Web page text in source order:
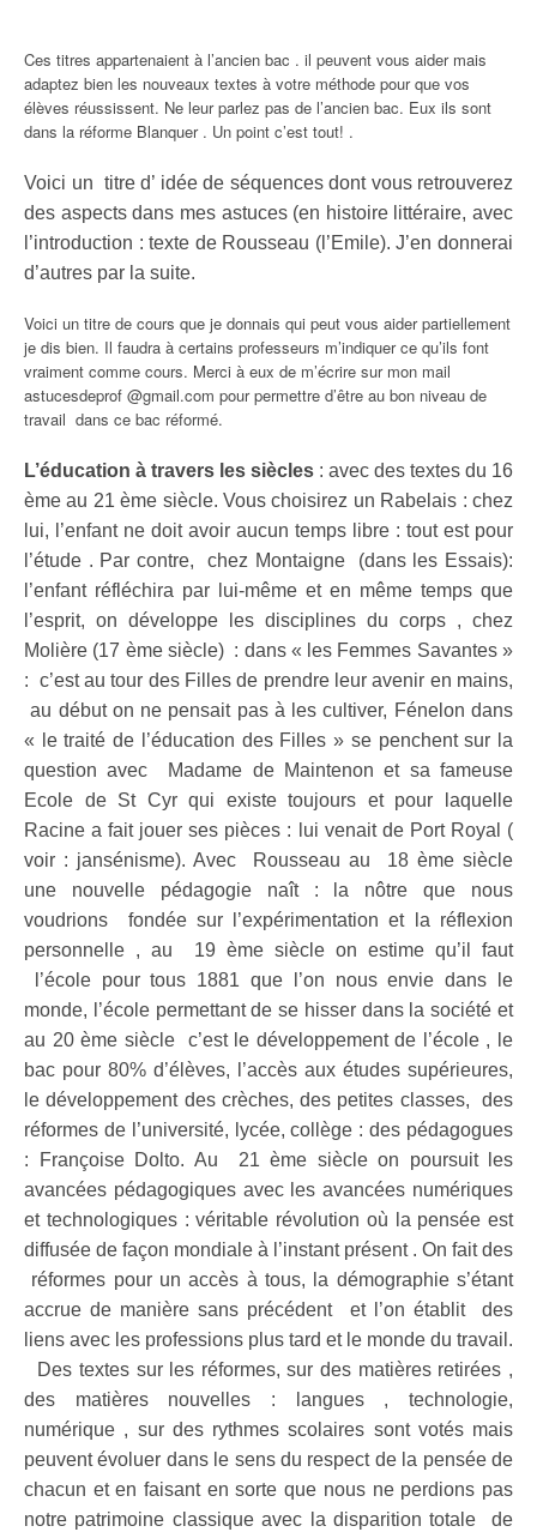
Ces titres appartenaient à l’ancien bac . il peuvent vous aider mais
adaptez bien les nouveaux textes à votre méthode pour que vos
élèves réussissent. Ne leur parlez pas de l’ancien bac. Eux ils sont
dans la réforme Blanquer . Un point c’est tout! .
Voici un titre d’ idée de séquences dont vous retrouverez
des aspects dans mes astuces (en histoire littéraire, avec
l’introduction : texte de Rousseau (l’Emile). J’en donnerai
d’autres par la suite.
Voici un titre de cours que je donnais qui peut vous aider partiellement
je dis bien. Il faudra à certains professeurs m’indiquer ce qu’ils font
vraiment comme cours. Merci à eux de m’écrire sur mon mail
astucesdeprof @gmail.com pour permettre d’être au bon niveau de
travail dans ce bac réformé.
L’éducation à travers les siècles : avec des textes du 16
ème au 21 ème siècle. Vous choisirez un Rabelais : chez
lui, l’enfant ne doit avoir aucun temps libre : tout est pour
l’étude . Par contre, chez Montaigne (dans les Essais):
l’enfant réfléchira par lui-même et en même temps que
l’esprit, on développe les disciplines du corps , chez
Molière (17 ème siècle) : dans « les Femmes Savantes »
: c’est au tour des Filles de prendre leur avenir en mains,
au début on ne pensait pas à les cultiver, Fénelon dans
« le traité de l’éducation des Filles » se penchent sur la
question avec Madame de Maintenon et sa fameuse
Ecole de St Cyr qui existe toujours et pour laquelle
Racine a fait jouer ses pièces : lui venait de Port Royal (
voir : jansénisme). Avec Rousseau au 18 ème siècle
une nouvelle pédagogie naît : la nôtre que nous
voudrions fondée sur l’expérimentation et la réflexion
personnelle , au 19 ème siècle on estime qu’il faut
l’école pour tous 1881 que l’on nous envie dans le
monde, l’école permettant de se hisser dans la société et
au 20 ème siècle c’est le développement de l’école , le
bac pour 80% d’élèves, l’accès aux études supérieures,
le développement des crèches, des petites classes, des
réformes de l’université, lycée, collège : des pédagogues
: Françoise Dolto. Au 21 ème siècle on poursuit les
avancées pédagogiques avec les avancées numériques
et technologiques : véritable révolution où la pensée est
diffusée de façon mondiale à l’instant présent . On fait des
réformes pour un accès à tous, la démographie s’étant
accrue de manière sans précédent et l’on établit des
liens avec les professions plus tard et le monde du travail.
Des textes sur les réformes, sur des matières retirées ,
des matières nouvelles : langues , technologie,
numérique , sur des rythmes scolaires sont votés mais
peuvent évoluer dans le sens du respect de la pensée de
chacun et en faisant en sorte que nous ne perdions pas
notre patrimoine classique avec la disparition totale de